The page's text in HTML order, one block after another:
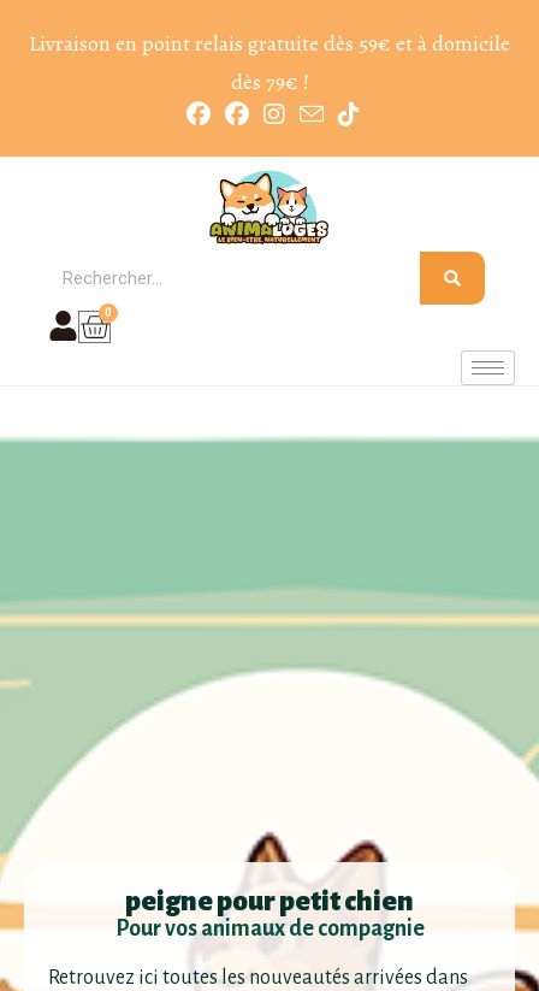
Livraison en point relais gratuite dès 59€ et à domicile
dès 79€ !
0
peigne pour petit chien
Pour vos animaux de compagnie
Retrouvez ici toutes les nouveautés arrivées dans